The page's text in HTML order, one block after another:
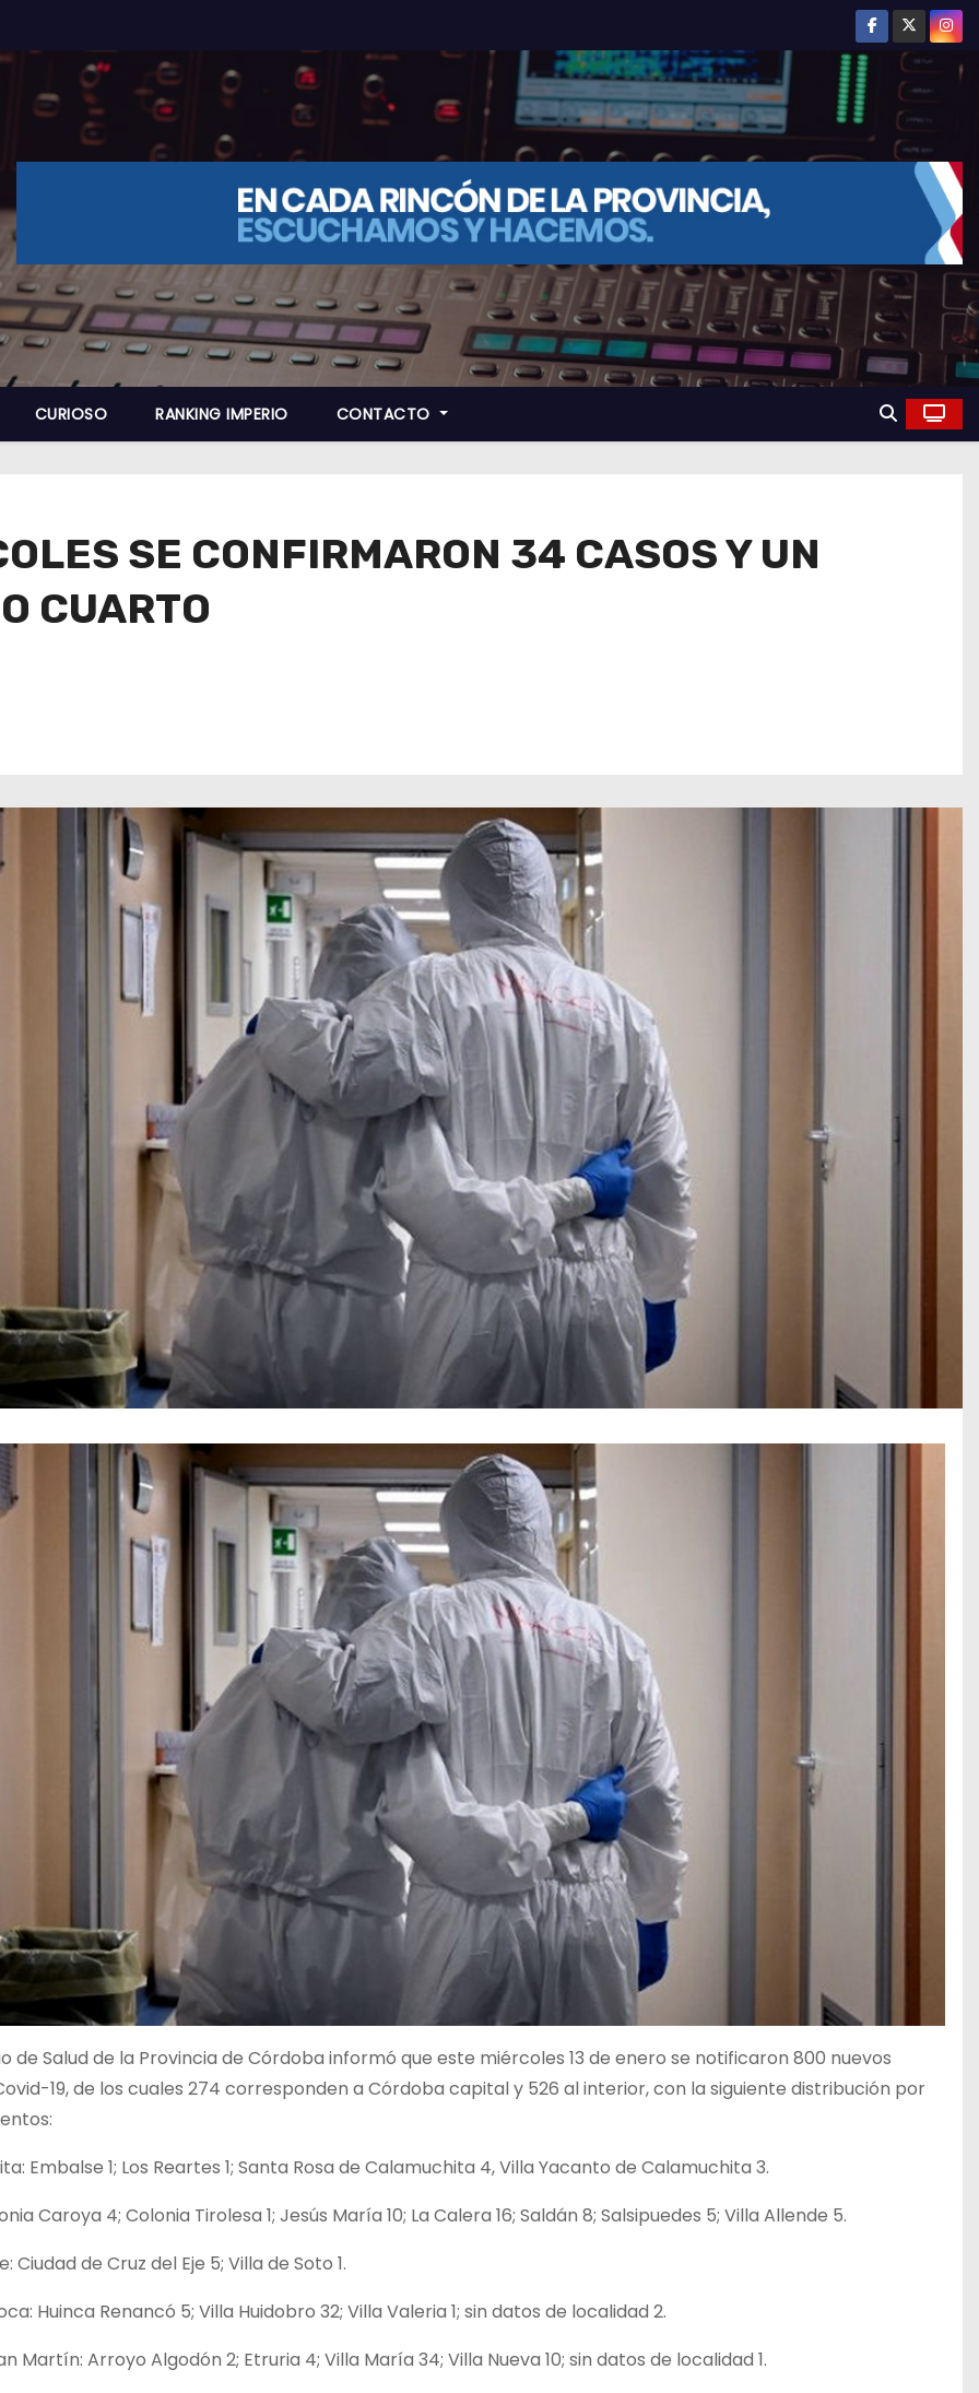
CURIOSO RANKING IMPERIO CONTACTO
SE CONFIRMARON 34 CASOS Y UN
CUARTO
de Salud de la Provincia de Córdoba informó que este miércoles 13 de enero se notificaron 800 nuevos
19, de los cuales 274 corresponden a Córdoba capital y 526 al interior, con la siguiente distribución por
Embalse 1; Los Reartes 1; Santa Rosa de Calamuchita 4, Villa Yacanto de Calamuchita 3.
Caroya 4; Colonia Tirolesa 1; Jesús María 10; La Calera 16; Saldán 8; Salsipuedes 5; Villa Allende 5.
Ciudad de Cruz del Eje 5; Villa de Soto 1.
Huinca Renancó 5; Villa Huidobro 32; Villa Valeria 1; sin datos de localidad 2.
Martín: Arroyo Algodón 2; Etruria 4; Villa María 34; Villa Nueva 10; sin datos de localidad 1.